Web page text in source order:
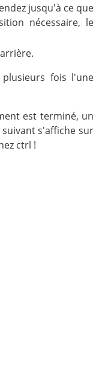
jusqu'à ce que
nécessaire, le
fois l'une
est terminé, un
s'affiche sur
ctrl !